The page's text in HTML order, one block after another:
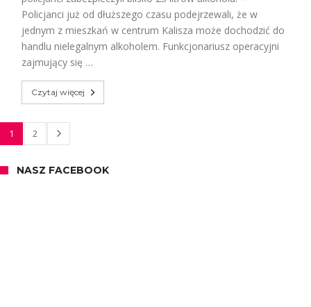
Policjanci już od dłuższego czasu podejrzewali, że w
jednym z mieszkań w centrum Kalisza może dochodzić do
handlu nielegalnym alkoholem. Funkcjonariusz operacyjni
zajmujący się …
Czytaj więcej
1 2
NASZ FACEBOOK